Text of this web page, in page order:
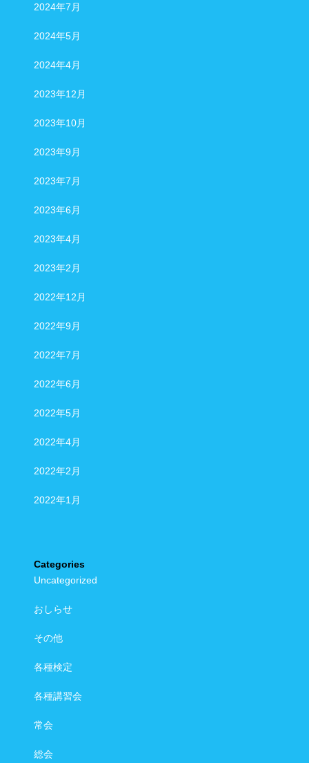
2024年7月
2024年5月
2024年4月
2023年12月
2023年10月
2023年9月
2023年7月
2023年6月
2023年4月
2023年2月
2022年12月
2022年9月
2022年7月
2022年6月
2022年5月
2022年4月
2022年2月
2022年1月
Categories
Uncategorized
おしらせ
その他
各種検定
各種講習会
常会
総会